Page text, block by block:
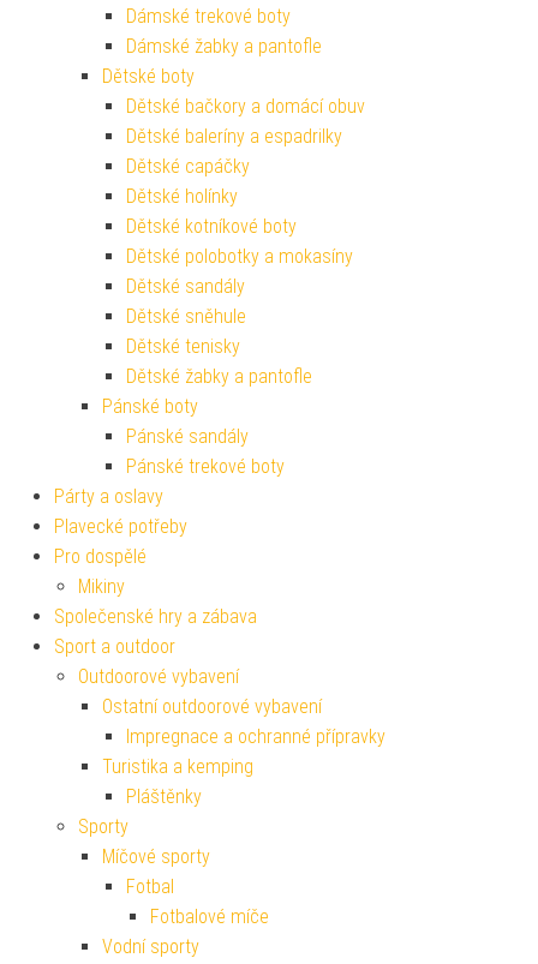
Dámské trekové boty
Dámské žabky a pantofle
Dětské boty
Dětské bačkory a domácí obuv
Dětské baleríny a espadrilky
Dětské capáčky
Dětské holínky
Dětské kotníkové boty
Dětské polobotky a mokasíny
Dětské sandály
Dětské sněhule
Dětské tenisky
Dětské žabky a pantofle
Pánské boty
Pánské sandály
Pánské trekové boty
Párty a oslavy
Plavecké potřeby
Pro dospělé
Mikiny
Společenské hry a zábava
Sport a outdoor
Outdoorové vybavení
Ostatní outdoorové vybavení
Impregnace a ochranné přípravky
Turistika a kemping
Pláštěnky
Sporty
Míčové sporty
Fotbal
Fotbalové míče
Vodní sporty